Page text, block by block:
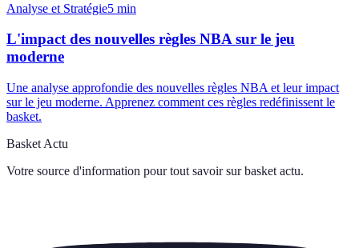
Analyse et Stratégie5 min
L'impact des nouvelles règles NBA sur le jeu
moderne
Une analyse approfondie des nouvelles règles NBA et leur impact
sur le jeu moderne. Apprenez comment ces règles redéfinissent le
basket.
Basket Actu
Votre source d'information pour tout savoir sur basket actu.